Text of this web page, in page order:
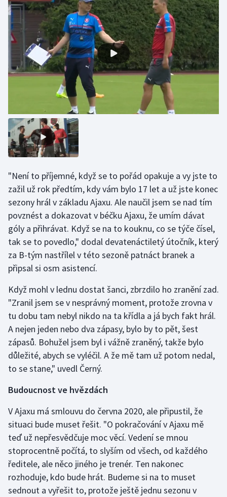
Moderní pětiboj
Motorsport
Olympijské hry
Plavání
Plážový volejbal
Rychlobruslení
Rychlostní kanoistika
Short track
Sportovní střelba
Stolní tenis
Triatlon
Veslování
Vodní slalom
Ostatní
"Není to příjemné, když se to pořád opakuje a vy jste to
zažil už rok předtím, kdy vám bylo 17 let a už jste konec
sezony hrál v základu Ajaxu. Ale naučil jsem se nad tím
povznést a dokazovat v béčku Ajaxu, že umím dávat
góly a přihrávat. Když se na to kouknu, co se týče čísel,
tak se to povedlo," dodal devatenáctiletý útočník, který
za B-tým nastřílel v této sezoně patnáct branek a
připsal si osm asistencí.
Když mohl v lednu dostat šanci, zbrzdilo ho zranění zad.
"Zranil jsem se v nesprávný moment, protože zrovna v
tu dobu tam nebyl nikdo na ta křídla a já bych fakt hrál.
A nejen jeden nebo dva zápasy, bylo by to pět, šest
zápasů. Bohužel jsem byl i vážně zraněný, takže bylo
důležité, abych se vyléčil. A že mě tam už potom nedal,
to se stane," uvedl Černý.
Budoucnost ve hvězdách
V Ajaxu má smlouvu do června 2020, ale připustil, že
situaci bude muset řešit. "O pokračování v Ajaxu mě
teď už nepřesvědčuje moc věcí. Vedení se mnou
stoprocentně počítá, to slyším od všech, od každého
ředitele, ale něco jiného je trenér. Ten nakonec
rozhoduje, kdo bude hrát. Budeme si na to muset
sednout a vyřešit to, protože ještě jednu sezonu v